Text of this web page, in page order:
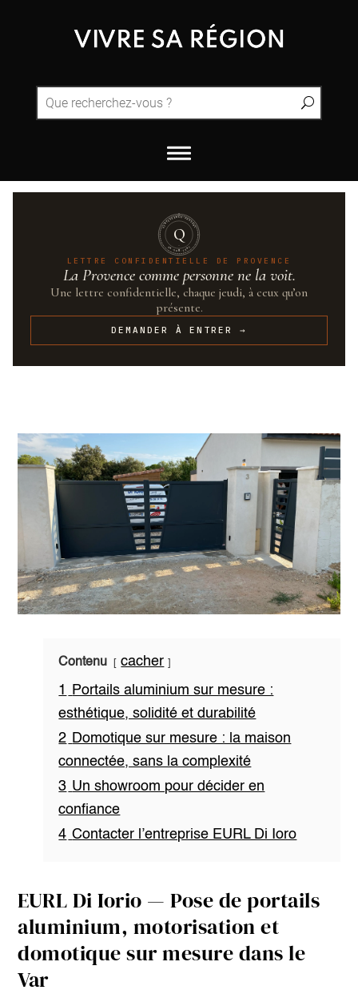
QUINTESSENCE·PROVENCE
UN·SUR·CENT
Q
LETTRE CONFIDENTIELLE DE PROVENCE
La Provence comme personne ne la voit.
Une lettre confidentielle, chaque jeudi, à ceux qu’on
présente.
DEMANDER À ENTRER →
Contenu
cacher
1
Portails aluminium sur mesure :
esthétique, solidité et durabilité
2 Domotique sur mesure : la maison
connectée, sans la complexité
3 Un showroom pour décider en
confiance
4 Contacter l’entreprise EURL Di Ioro
EURL Di Iorio — Pose de portails
aluminium, motorisation et
domotique sur mesure dans le
Var